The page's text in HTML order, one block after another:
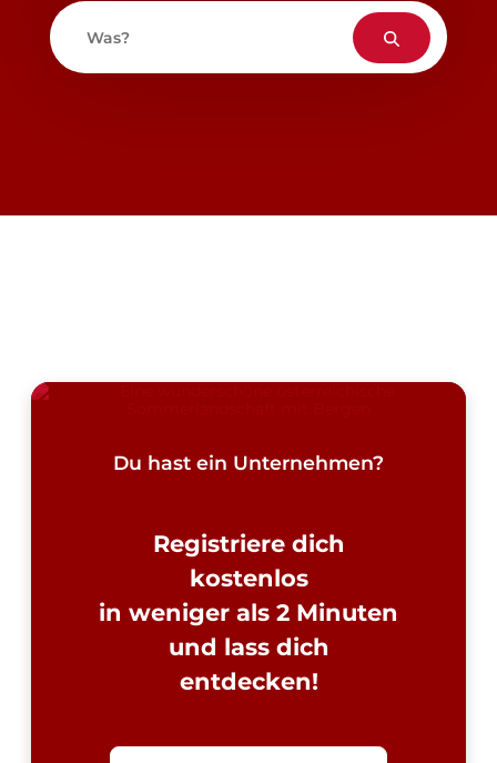
Was?
Du hast ein Unternehmen?
Registriere dich
kostenlos
in weniger als 2 Minuten
und lass dich
entdecken!